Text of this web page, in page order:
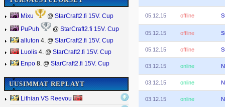
Mixu @ StarCraft2.fi 15V. Cup
PuPuh @ StarCraft2.fi 15V. Cup
alluton 4. @ StarCraft2.fi 15V. Cup
Luolis 4. @ StarCraft2.fi 15V. Cup
Enpo 8. @ StarCraft2.fi 15V. Cup
UUSIMMAT REPLAYT
Lithian VS Reevou
05.12.15 offline
05.12.15 offline
05.12.15 offline
03.12.15 online
03.12.15 online
03.12.15 online